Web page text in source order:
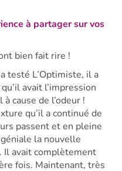
à partager sur vos
bien fait rire !
testé L’Optimiste, il a
avait l’impression
cause de l’odeur !
qu’il a continué de
passent et en pleine
la nouvelle
Il avait complètement
fois. Maintenant, très